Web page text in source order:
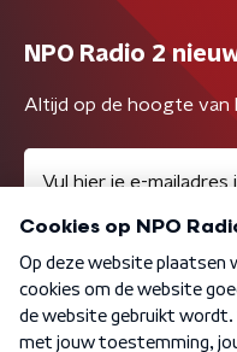
NPO Radio 2
Altijd op de hoogte van
Algemene voorwaarden